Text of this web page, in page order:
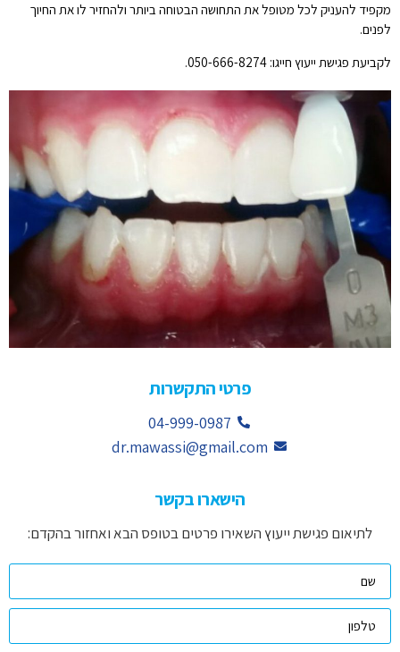
מקפיד להעניק לכל מטופל את התחושה הבטוחה ביותר ולהחזיר לו את החיוך
לפנים.
לקביעת פגישת ייעוץ חייגו: 050-666-8274.
פרטי התקשרות
04-999-0987
dr.mawassi@gmail.com
הישארו בקשר
לתיאום פגישת ייעוץ השאירו פרטים בטופס הבא ואחזור בהקדם: